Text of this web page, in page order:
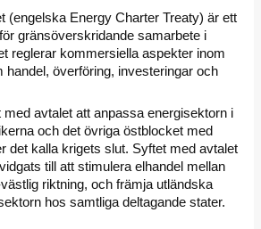
(engelska Energy Charter Treaty) är ett
gränsöverskridande samarbete i
reglerar kommersiella aspekter inom
handel, överföring, investeringar och
avtalet att anpassa energisektorn i
och det övriga östblocket med
det kalla krigets slut. Syftet med avtalet
till att stimulera elhandel mellan
riktning, och främja utländska
hos samtliga deltagande stater.